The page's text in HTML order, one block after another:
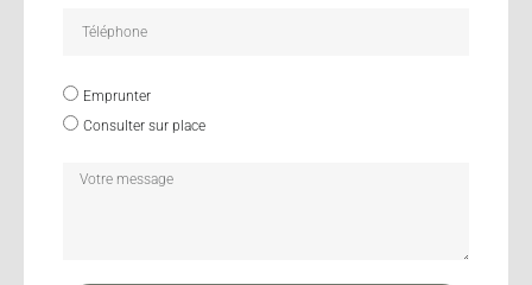
Emprunter
Consulter sur place